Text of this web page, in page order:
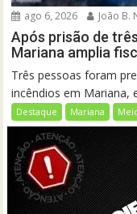
ago 6, 2026 João B.
Após prisão de
Mariana amplia
Três pessoas foram
incêndios em Mariana,
Destaque Mariana